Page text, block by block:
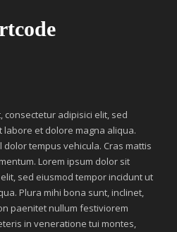
consectetur adipisici elit, sed
et dolore magna aliqua.
tempus vehicula. Cras mattis
Lorem ipsum dolor sit
sed eiusmod tempor incidunt ut
Plura mihi bona sunt, inclinet,
paenitet nullum festiviorem
in veneratione tui montes,